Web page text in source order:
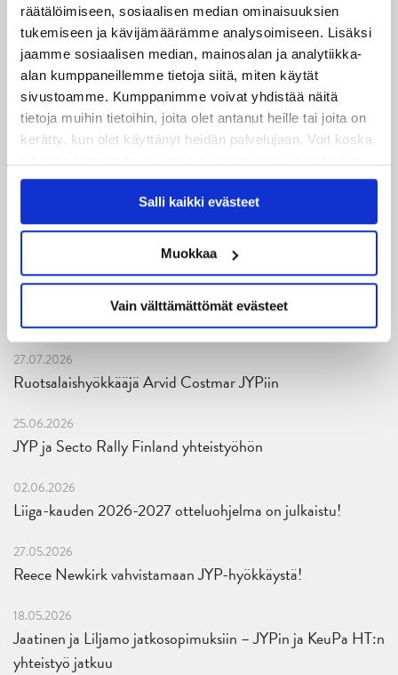
räätälöimiseen, sosiaalisen median ominaisuuksien
tukemiseen ja kävijämäärämme analysoimiseen. Lisäksi
jaamme sosiaalisen median, mainosalan ja analytiikka-
alan kumppaneillemme tietoja siitä, miten käytät
sivustoamme. Kumppanimme voivat yhdistää näitä
tietoja muihin tietoihin, joita olet antanut heille tai joita on
kerätty, kun olet käyttänyt heidän palvelujaan. Voit koska
käytöstäEvästeet-sivultamme.
Salli kaikki evästeet
Muokkaa
Vain välttämättömät evästeet
Tampere Cupin voittoa!
06.08.2026
JYPin kausi käyntiin Tampere Cupista!
05.08.2026
JYPin kapteenisto Liiga-kauteen 2026–2027 on nimetty
04.08.2026
Joukkueen yhteisharjoitukset ovat alkaneet – ensimmäinen
mittari luvassa jo heti viikonloppuna Tampere Cupissa!
29.07.2026
JYPin harjoitusottelut tulevalle 2026-2027 kaudelle on
27.07.2026
Ruotsalaishyökkääjä Arvid Costmar JYPiin
25.06.2026
JYP ja Secto Rally Finland yhteistyöhön
02.06.2026
Liiga-kauden 2026-2027 otteluohjelma on julkaistu!
27.05.2026
Reece Newkirk vahvistamaan JYP-hyökkäystä!
18.05.2026
Jaatinen ja Liljamo jatkosopimuksiin – JYPin ja KeuPa HT:n
yhteistyö jatkuu